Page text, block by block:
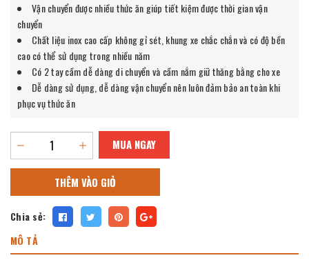
Vận chuyển được nhiều thức ăn giúp tiết kiệm được thời gian vận
chuyển
Chất liệu inox cao cấp không gỉ sét, khung xe chắc chắn và có độ bền
cao có thể sử dụng trong nhiều năm
Có 2 tay cầm dễ dàng di chuyển và cầm nắm giữ thăng bằng cho xe
Dễ dàng sử dụng, dễ dàng vận chuyển nên luôn đảm bảo an toàn khi
phục vụ thức ăn
MUA NGAY
THÊM VÀO GIỎ
Chia sẻ:
MÔ TẢ